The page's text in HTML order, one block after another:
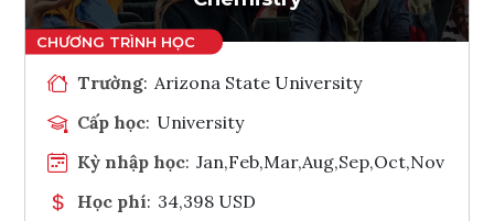
Trường: Arizona State University
Cấp học: University
Kỳ nhập học: Jan,Feb,Mar,Aug,Sep,Oct,Nov
Học phí: 34,398 USD